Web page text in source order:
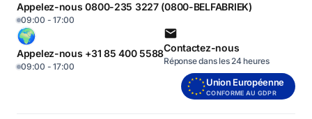
Appelez-nous 0800-235 3227 (0800-BELFABRIEK)
09:00 - 17:00
Appelez-nous +31 85 400 5588
09:00 - 17:00
Contactez-nous
Réponse dans les 24 heures
Union Européenne
CONFORME AU GDPR